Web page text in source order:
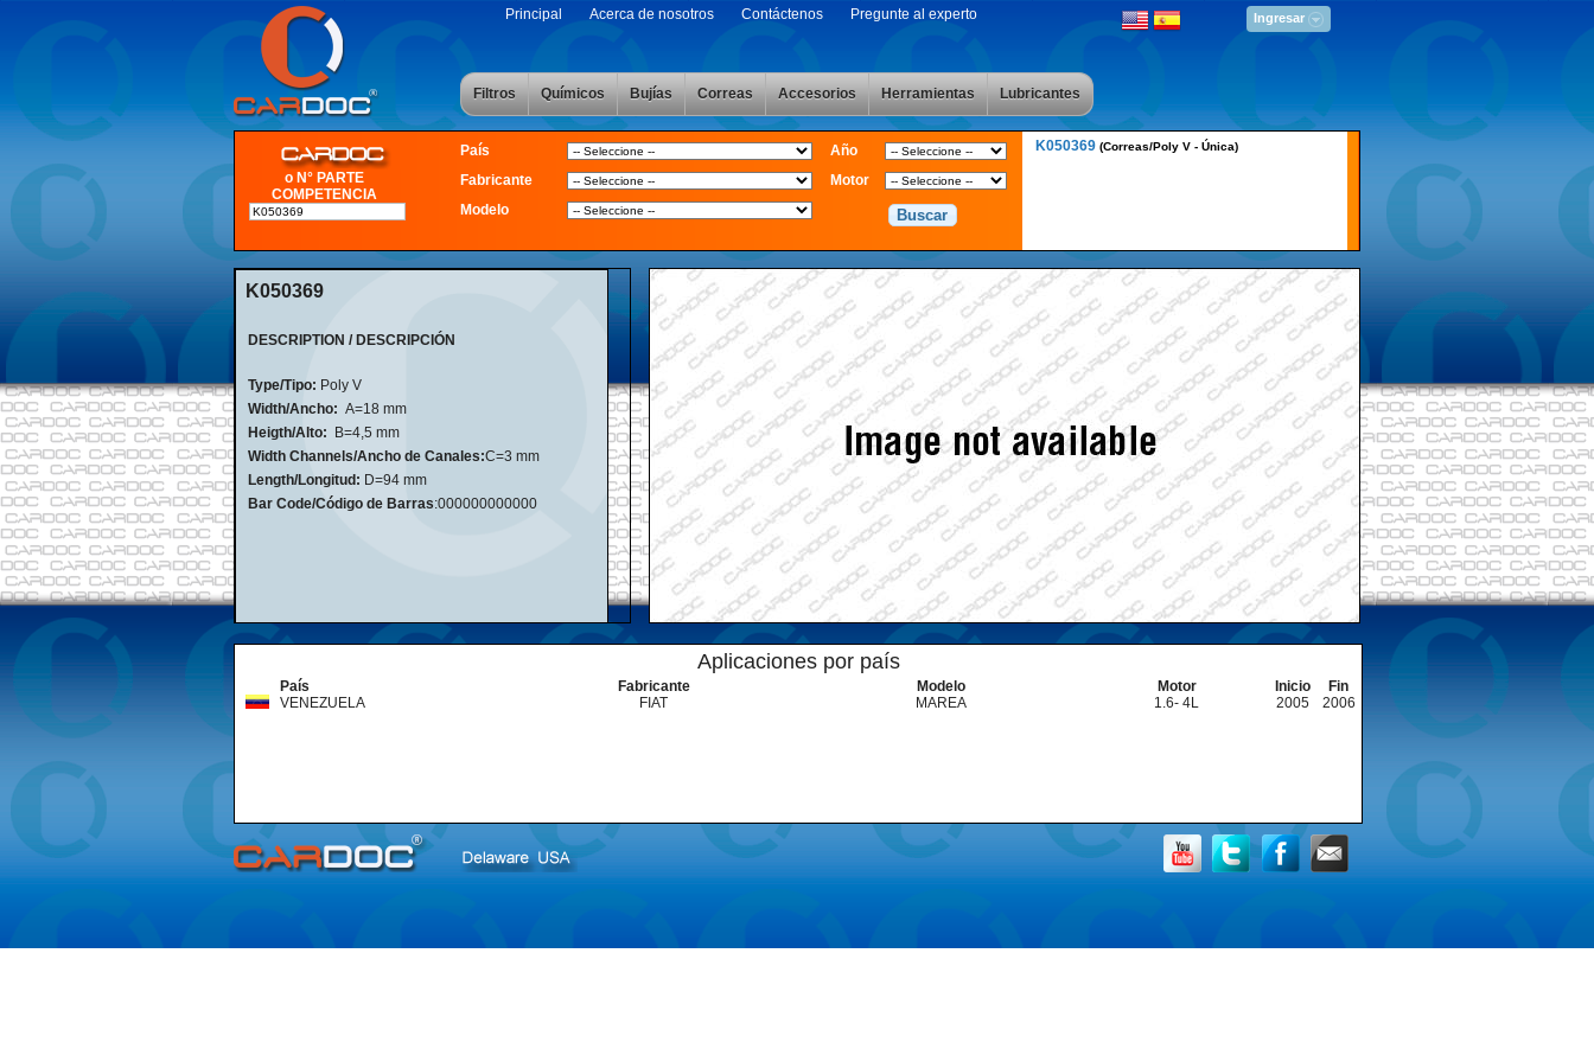
Principal Acerca de nosotros Contáctenos Pregunte al experto Ingresar
Filtros Químicos Bujías Correas Accesorios Herramientas Lubricantes
o N° PARTE
COMPETENCIA
País
Fabricante
Modelo
Año
Motor
K050369 (Correas/Poly V - Única)
K050369
DESCRIPTION / DESCRIPCIÓN
Type/Tipo: Poly V
Width/Ancho: A=18 mm
Heigth/Alto:
B=4,5 mm
Width Channels/Ancho de Canales:C=3 mm
Length/Longitud: D=94 mm
Bar Code/Código de Barras:000000000000
Aplicaciones por país
País Fabricante Modelo Motor Inicio
Fin
VENEZUELA
FIAT MAREA 1.6- 4L 2005 2006